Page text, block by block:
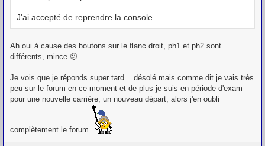
J'ai accepté de reprendre la console
Ah oui à cause des boutons sur le flanc droit, ph1 et ph2 sont
différents, mince 🫤
Je vois que je réponds super tard... désolé mais comme dit je vais très
peu sur le forum en ce moment et de plus je suis en période d'exam
pour une nouvelle carrière, un nouveau départ, alors j'en oubli
complètement le forum